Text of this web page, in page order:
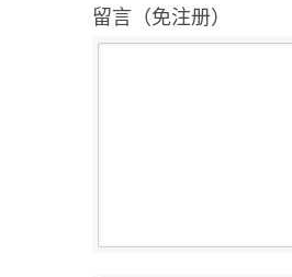
留言（免注册）